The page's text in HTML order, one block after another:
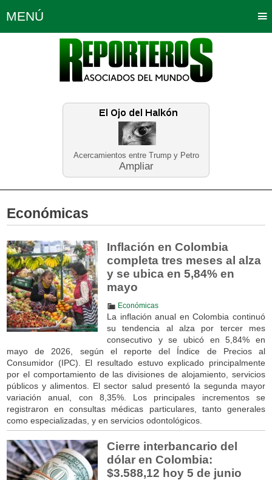
Acercamientos entre Trump y Petro
Ampliar
MENÚ
Política Opinión Bogotá
Planeta Tierra Deportes
Educación Neira
Económicas
Inflación en Colombia
completa tres meses al alza
y se ubica en 5,84% en
mayo
Económicas
La inflación anual en Colombia continuó
su tendencia al alza por tercer mes
consecutivo y se ubicó en 5,84% en
mayo de 2026, según el reporte del Índice de Precios al
Consumidor (IPC). El resultado estuvo explicado principalmente
por el comportamiento de las divisiones de alojamiento, servicios
públicos y alimentos. El sector salud presentó la segunda mayor
variación anual, con 8,35%. Los principales incrementos se
registraron en consultas médicas particulares, tanto generales
como especializadas, y en servicios odontológicos.
Cierre interbancario del
dólar en Colombia:
$3.588,12 hoy 5 de junio